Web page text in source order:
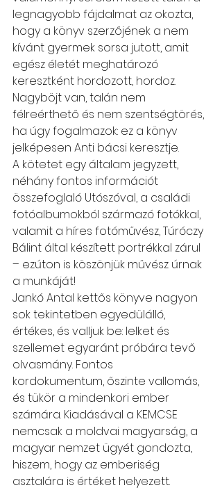
legnagyobb fájdalmat az okozta,
hogy a könyv szerzőjének a nem
kívánt gyermek sorsa jutott, amit
egész életét meghatározó
keresztként hordozott, hordoz.
Nagyböjt van, talán nem
félreérthető és nem szentségtörés,
ha úgy fogalmazok: ez a könyv
jelképesen Anti bácsi keresztje.
A kötetet egy általam jegyzett,
néhány fontos információt
összefoglaló Utószóval, a családi
fotóalbumokból származó fotókkal,
valamit a híres fotóművész, Túróczy
Bálint által készített portrékkal zárul
– ezúton is köszönjük művész úrnak
a munkáját!
Jankó Antal kettős könyve nagyon
sok tekintetben egyedülálló,
értékes, és valljuk be: lelket és
szellemet egyaránt próbára tevő
olvasmány. Fontos
kordokumentum, őszinte vallomás,
és tükör a mindenkori ember
számára. Kiadásával a KEMCSE
nemcsak a moldvai magyarság, a
magyar nemzet ügyét gondozta,
hiszem, hogy az emberiség
asztalára is értéket helyezett.